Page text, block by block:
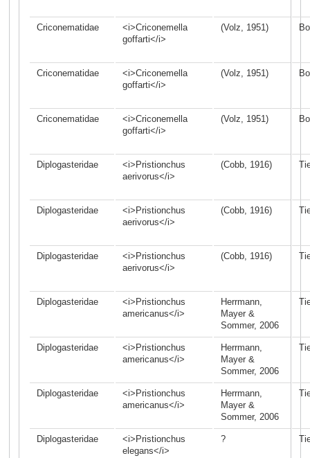
Criconematidae
<i>Criconemella
goffarti</i>
(Volz, 1951)
Criconematidae
<i>Criconemella
goffarti</i>
(Volz, 1951)
Criconematidae
<i>Criconemella
goffarti</i>
(Volz, 1951)
Diplogasteridae
<i>Pristionchus
aerivorus</i>
(Cobb, 1916)
Diplogasteridae
<i>Pristionchus
aerivorus</i>
(Cobb, 1916)
Diplogasteridae
<i>Pristionchus
aerivorus</i>
(Cobb, 1916)
Diplogasteridae
<i>Pristionchus
americanus</i>
Herrmann,
Mayer &
Sommer, 2006
Diplogasteridae
<i>Pristionchus
americanus</i>
Herrmann,
Mayer &
Sommer, 2006
Diplogasteridae
<i>Pristionchus
americanus</i>
Herrmann,
Mayer &
Sommer, 2006
Diplogasteridae
<i>Pristionchus
elegans</i>
?